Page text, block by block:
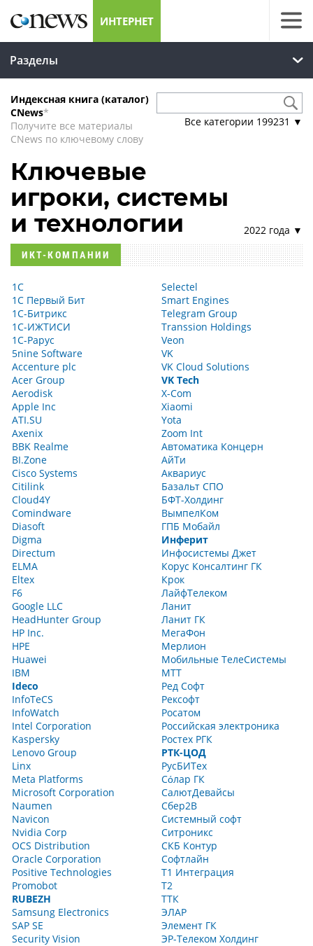
ИНТЕРНЕТ
Разделы
Индексная книга (каталог)
CNews*
Получите все материалы
CNews по ключевому слову
Все категории 199231 ▼
Ключевые
игроки, системы
и технологии
2022 года ▼
ИКТ-КОМПАНИИ
1С
1С Первый Бит
1С-Битрикс
1С-ИЖТИСИ
1С-Рарус
5nine Software
Accenture plc
Acer Group
Aerodisk
Apple Inc
ATI.SU
Axenix
BBK Realme
BI.Zone
Cisco Systems
Citilink
Cloud4Y
Comindware
Diasoft
Digma
Directum
ELMA
Eltex
F6
Google LLC
HeadHunter Group
HP Inc.
HPE
Huawei
IBM
Ideco
InfoTeCS
InfoWatch
Intel Corporation
Kaspersky
Lenovo Group
Linx
Meta Platforms
Microsoft Corporation
Naumen
Navicon
Nvidia Corp
OCS Distribution
Oracle Corporation
Positive Technologies
Promobot
RUBEZH
Samsung Electronics
SAP SE
Security Vision
Selectel
Smart Engines
Telegram Group
Transsion Holdings
Veon
VK
VK Cloud Solutions
VK Tech
X-Com
Xiaomi
Yota
Zoom Int
Автоматика Концерн
АйТи
Аквариус
Базальт СПО
БФТ-Холдинг
ВымпелКом
ГПБ Мобайл
Инферит
Инфосистемы Джет
Корус Консалтинг ГК
Крок
ЛайфТелеком
Ланит
Ланит ГК
МегаФон
Мерлион
Мобильные ТелеСистемы
МТТ
Ред Софт
Рексофт
Росатом
Российская электроника
Ростех РГК
РТК-ЦОД
РусБИТех
Сόлар ГК
СалютДевайсы
Сбер2В
Системный софт
Ситроникс
СКБ Контур
Софтлайн
Т1 Интеграция
Т2
ТТК
ЭЛАР
Элемент ГК
ЭР-Телеком Холдинг